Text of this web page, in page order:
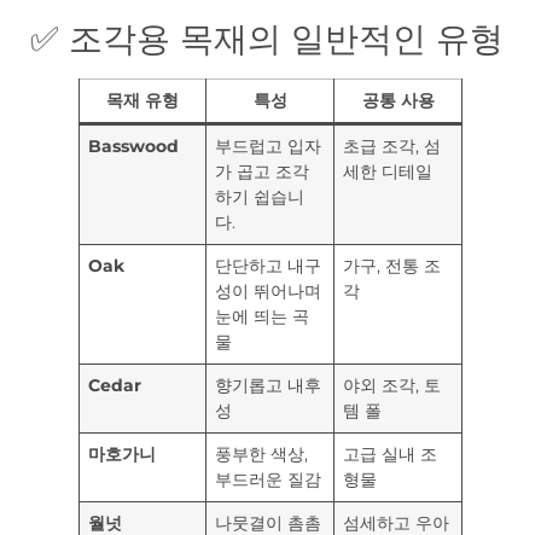
✅ 조각용 목재의 일반적인 유형
목재 유형 특성 공통 사용
Basswood
부드럽고 입자
가 곱고 조각
하기 쉽습니
다.
초급 조각, 섬
세한 디테일
Oak
단단하고 내구
성이 뛰어나며
눈에 띄는 곡
물
가구, 전통 조
각
Cedar
향기롭고 내후
성
야외 조각, 토
템 폴
마호가니
풍부한 색상,
부드러운 질감
고급 실내 조
형물
월넛
나뭇결이 촘촘
섬세하고 우아